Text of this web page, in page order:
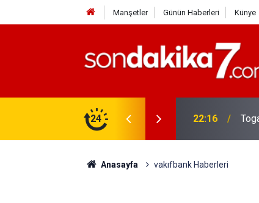
Manşetler Günün Haberleri Künye
24 22:16
Anasayfa vakıfbank Haberleri